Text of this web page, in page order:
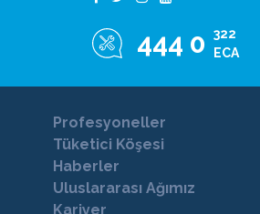
444 0
322
ECA
Profesyoneller
Tüketici Köşesi
Haberler
Uluslararası Ağımız
Kariyer